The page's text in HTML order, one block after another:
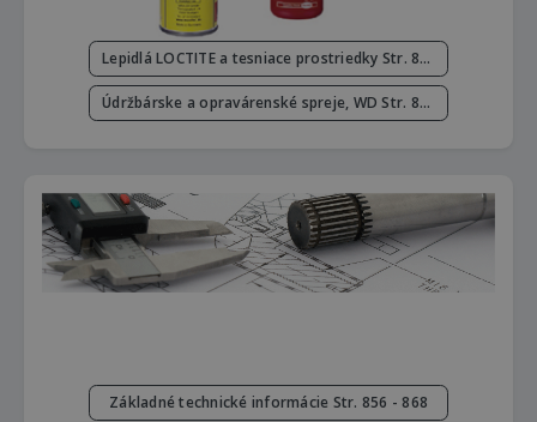
Lepidlá LOCTITE a tesniace prostriedky Str. 849 - 852
Údržbárske a opravárenské spreje, WD Str. 853
Základné technické informácie Str. 856 - 868